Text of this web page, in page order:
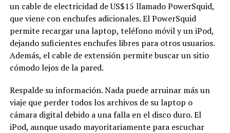
un cable de electricidad de US$15 llamado PowerSquid,
que viene con enchufes adicionales. El PowerSquid
permite recargar una laptop, teléfono móvil y un iPod,
dejando suficientes enchufes libres para otros usuarios.
Además, el cable de extensión permite buscar un sitio
cómodo lejos de la pared.
Respalde su información. Nada puede arruinar más un
viaje que perder todos los archivos de su laptop o
cámara digital debido a una falla en el disco duro. El
iPod, aunque usado mayoritariamente para escuchar